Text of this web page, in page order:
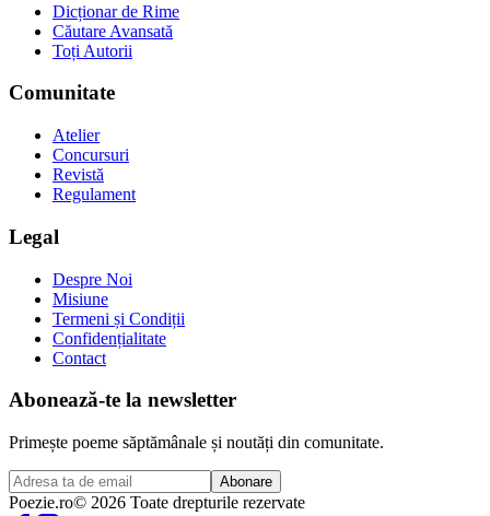
Dicționar de Rime
Căutare Avansată
Toți Autorii
Comunitate
Atelier
Concursuri
Revistă
Regulament
Legal
Despre Noi
Misiune
Termeni și Condiții
Confidențialitate
Contact
Abonează-te la newsletter
Primește poeme săptămânale și noutăți din comunitate.
Abonare
Poezie.ro© 2026 Toate drepturile rezervate